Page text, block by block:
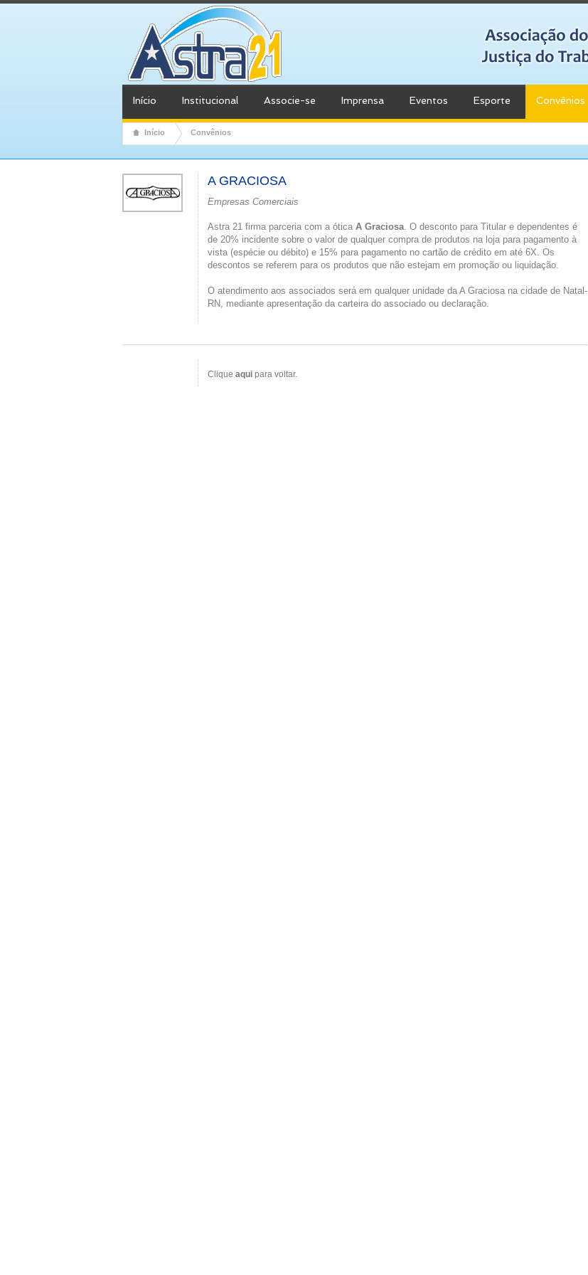
Início Institucional Associe-se Imprensa Eventos Esporte Convênios
Início Convênios
A GRACIOSA
Empresas Comerciais
Astra 21 firma parceria com a ótica A Graciosa. O desconto para Titular e dependentes é
de 20% incidente sobre o valor de qualquer compra de produtos na loja para pagamento à
vista (espécie ou débito) e 15% para pagamento no cartão de crédito em até 6X. Os
descontos se referem para os produtos que não estejam em promoção ou liquidação.
O atendimento aos associados será em qualquer unidade da A Graciosa na cidade de Natal-
RN, mediante apresentação da carteira do associado ou declaração.
Clique aqui para voltar.